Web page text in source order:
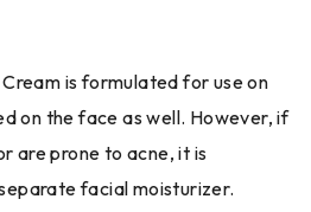
is formulated for use on
on the face as well. However, if
are prone to acne, it is
facial moisturizer.